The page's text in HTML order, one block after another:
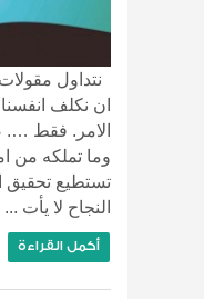
نتداول
ان نكلف
الامر. فقط
وما تملكه من
تستطيع تحقيق
النجاح لا يأت ...
أكمل القراءة